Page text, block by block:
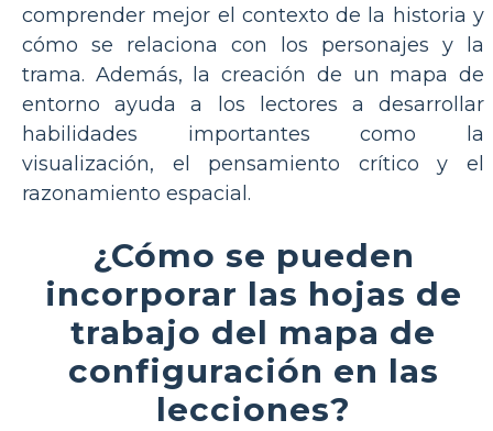
comprender mejor el contexto de la historia y
cómo se relaciona con los personajes y la
trama. Además, la creación de un mapa de
entorno ayuda a los lectores a desarrollar
habilidades importantes como la
visualización, el pensamiento crítico y el
razonamiento espacial.
¿Cómo se pueden
incorporar las hojas de
trabajo del mapa de
configuración en las
lecciones?